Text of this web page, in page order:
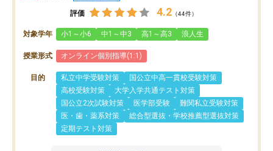
評価 4.2 （44件）
対象学年 小1～小6 中1～中3 高1～高3 浪人生
授業形式 オンライン個別指導(1:1)
目的 私立中学受験対策
国公立中高一貫校受験対策
高校受験対策
大学入学共通テスト対策
国公立2次試験対策
医学部受験
難関私立受験対策
医・歯・薬系対策
総合型選抜・学校推薦型選抜対策
定期テスト対策